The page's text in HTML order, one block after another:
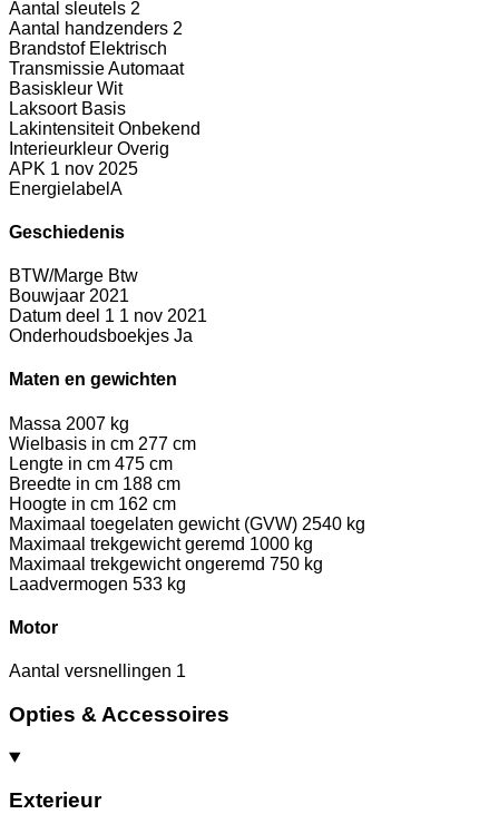
Aantal sleutels 2
Aantal handzenders 2
Brandstof Elektrisch
TransmissieAutomaat
Basiskleur Wit
Laksoort Basis
Lakintensiteit Onbekend
Interieurkleur Overig
APK 1 nov 2025
Energielabel A
Geschiedenis
BTW/Marge Btw
Bouwjaar 2021
Datum deel 1 1 nov 2021
Onderhoudsboekjes Ja
Maten en gewichten
Massa 2007 kg
Wielbasis in cm 277 cm
Lengte in cm 475 cm
Breedte in cm 188 cm
Hoogte in cm 162 cm
Maximaal toegelaten gewicht (GVW) 2540 kg
Maximaal trekgewicht geremd 1000 kg
Maximaal trekgewicht ongeremd 750 kg
Laadvermogen 533 kg
Motor
Aantal versnellingen 1
Opties & Accessoires
Exterieur